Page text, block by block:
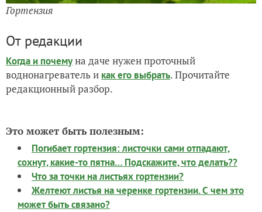
Гортензия
От редакции
Когда и почемуна даче нужен проточный
воднонагреватель и как его выбрать. Прочитайте
редакционный разбор.
Это может быть полезным:
Погибает гортензия: листочки сами отпадают,
сохнут, какие-то пятна… Подскажите, что делать??
Что за точки на листьях гортензии?
Желтеют листья на черенке гортензии. С чем это
может быть связано?